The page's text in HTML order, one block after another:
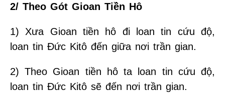
2/ Theo Gót Gioan Tiền Hô
1) Xưa Gioan tiền hô đi loan tin cứu độ,
loan tin Đức Kitô đến giữa nơi trần gian.
2) Theo Gioan tiền hô ta loan tin cứu độ,
loan tin Đức Kitô sẽ đến nơi trần gian.